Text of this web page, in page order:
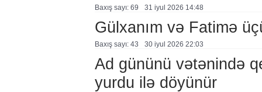
Baxış sayı: 69 31 i̇yul 2026 14:48
Gülxanım və Fatimə
Baxış sayı: 43 30 i̇yul 2026 22:03
Ad gününü vətənində
yurdu ilə döyünür